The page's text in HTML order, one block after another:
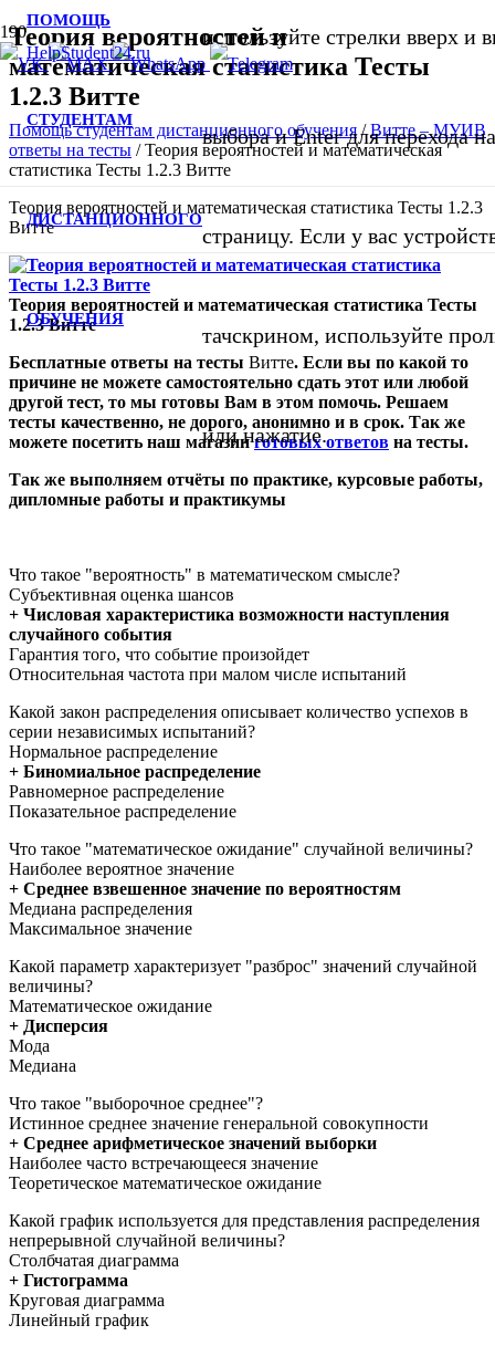
ПОМОЩЬ
СТУДЕНТАМ
ДИСТАНЦИОННОГО
ОБУЧЕНИЯ
используйте стрелки вверх и
выбора и Enter для перехода
страницу. Если у вас
тачскрином, используйте
или нажатие.
Теория вероятностей и
математическая статистика Тесты
1.2.3 Витте
Помощь студентам дистанционного обучения/Витте – МУИВ
ответы на тесты /Теория вероятностей и математическая
статистика Тесты 1.2.3 Витте
Теория вероятностей и математическая статистика Тесты 1.2.3
Витте
Теория вероятностей и математическая статистика Тесты
1.2.3 Витте
Бесплатные ответы на тесты Витте. Если вы по какой то
причине не можете самостоятельно сдать этот или любой
другой тест, то мы готовы Вам в этом помочь. Решаем
тесты качественно, не дорого, анонимно и в срок. Так же
можете посетить наш магазинготовых ответов на тесты.
Так же выполняем отчёты по практике, курсовые работы,
дипломные работы и практикумы
Что такое "вероятность" в математическом смысле?
Субъективная оценка шансов
+ Числовая характеристика возможности наступления
случайного события
Гарантия того, что событие произойдет
Относительная частота при малом числе испытаний
Какой закон распределения описывает количество успехов в
серии независимых испытаний?
Нормальное распределение
+ Биномиальное распределение
Равномерное распределение
Показательное распределение
Что такое "математическое ожидание" случайной величины?
Наиболее вероятное значение
+ Среднее взвешенное значение по вероятностям
Медиана распределения
Максимальное значение
Какой параметр характеризует "разброс" значений случайной
величины?
Математическое ожидание
+ Дисперсия
Мода
Медиана
Что такое "выборочное среднее"?
Истинное среднее значение генеральной совокупности
+ Среднее арифметическое значений выборки
Наиболее часто встречающееся значение
Теоретическое математическое ожидание
Какой график используется для представления распределения
непрерывной случайной величины?
Столбчатая диаграмма
+ Гистограмма
Круговая диаграмма
Линейный график